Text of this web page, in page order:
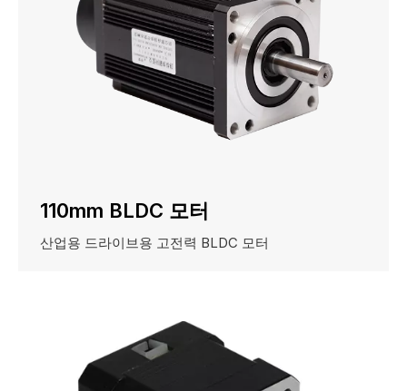
110mm BLDC 모터
산업용 드라이브용 고전력 BLDC 모터